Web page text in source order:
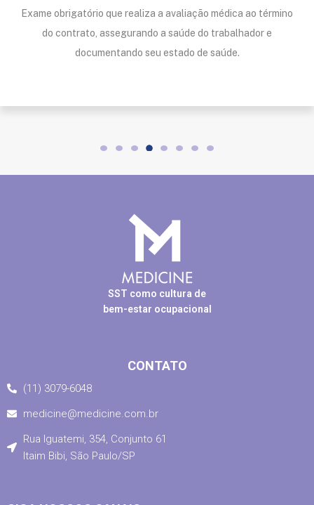
Exame obrigatório que realiza a avaliação médica ao término
do contrato, assegurando a saúde do trabalhador e
documentando seu estado de saúde.
SST como cultura de
bem-estar ocupacional
CONTATO
(11) 3079-6048
medicine@medicine.com.br
Rua Iguatemi, 354, Conjunto 61
Itaim Bibi, São Paulo/SP